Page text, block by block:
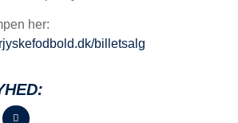
her:
billetsalg